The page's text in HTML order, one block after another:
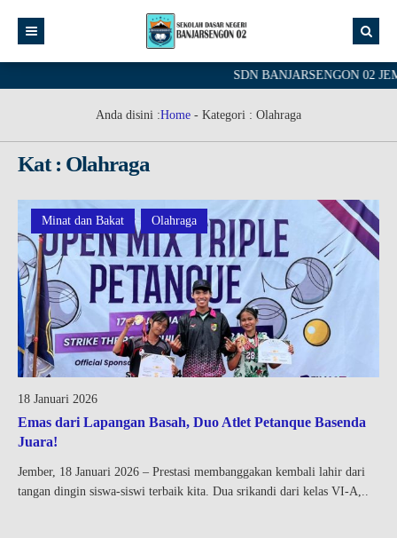
SDN BANJARSENGON 02
Anda disini :Home - Kategori : Olahraga
Kat : Olahraga
Minat dan Bakat Olahraga
18 Januari 2026
Emas dari Lapangan Basah, Duo Atlet Petanque Basenda
Juara!
Jember, 18 Januari 2026 – Prestasi membanggakan kembali lahir dari
tangan dingin siswa-siswi terbaik kita. Dua srikandi dari kelas VI-A,..